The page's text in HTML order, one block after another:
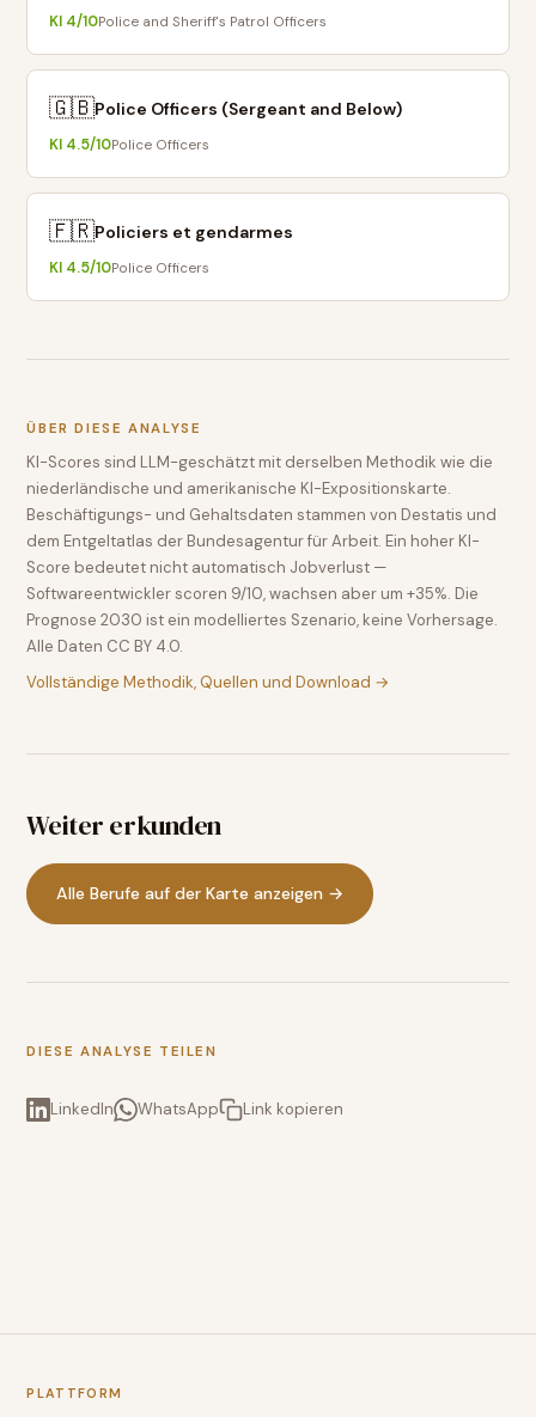
KI 4/10Police and Sheriff's Patrol Officers
🇬🇧Police Officers (Sergeant and Below)
KI 4.5/10Police Officers
🇫🇷Policiers et gendarmes
KI 4.5/10Police Officers
ÜBER DIESE ANALYSE
KI-Scores sind LLM-geschätzt mit derselben Methodik wie die
niederländische und amerikanische KI-Expositionskarte.
Beschäftigungs- und Gehaltsdaten stammen von Destatis und
dem Entgeltatlas der Bundesagentur für Arbeit. Ein hoher KI-
Score bedeutet nicht automatisch Jobverlust —
Softwareentwickler scoren 9/10, wachsen aber um +35%. Die
Prognose 2030 ist ein modelliertes Szenario, keine Vorhersage.
Alle Daten CC BY 4.0.
Vollständige Methodik, Quellen und Download →
Weiter erkunden
Alle Berufe auf der Karte anzeigen →
DIESE ANALYSE TEILEN
LinkedIn WhatsApp Link kopieren
PLATTFORM